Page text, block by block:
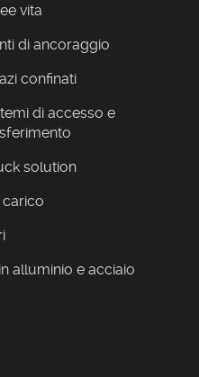
vita
di ancoraggio
confinati
di accesso e
solution
carico
alluminio e acciaio